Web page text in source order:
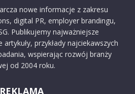
nowe informacje z zakresu
digital PR, employer brandingu,
Publikujemy najważniejsze
przykłady najciekawszych
wspierając rozwój branży
od 2004 roku.
REKLAMA